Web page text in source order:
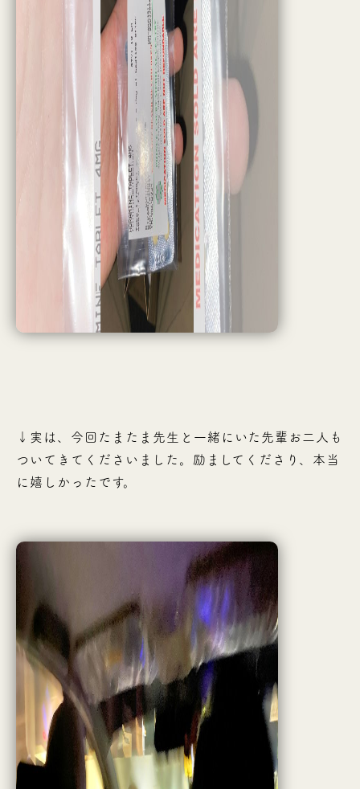
↓実は、今回たまたま先生と一緒にいた先輩お二人も
ついてきてくださいました。励ましてくださり、本当
に嬉しかったです。